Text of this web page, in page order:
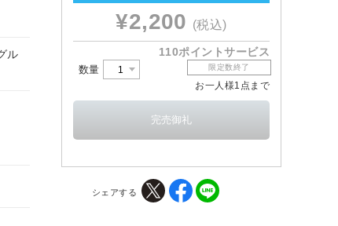
ル
¥2,200 (税込)
110ポイントサービス
数量 限定数終了
お一人様1点まで
シェアする